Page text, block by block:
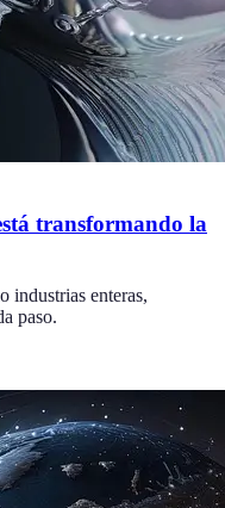
transformando la
industrias enteras,
paso.